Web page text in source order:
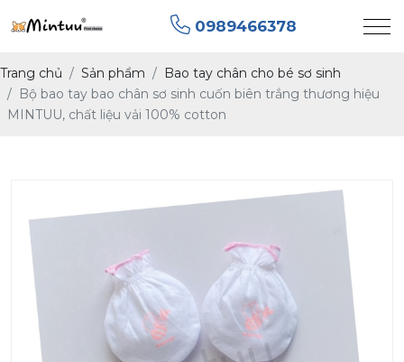
0989466378
Trang chủ Sản phẩm
Bao tay chân cho bé sơ sinh
Bộ bao tay bao chân sơ sinh cuốn biên trắng thương hiệu
MINTUU, chất liệu vải 100% cotton